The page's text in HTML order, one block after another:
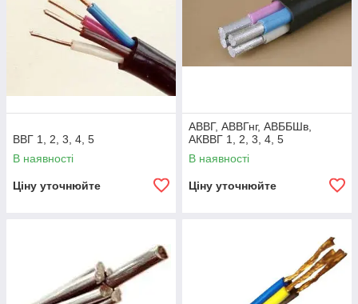
ВВГ 1, 2, 3, 4, 5
В наявності
Ціну уточнюйте
АВВГ, АВВГнг, АВББШв,
АКВВГ 1, 2, 3, 4, 5
В наявності
Ціну уточнюйте